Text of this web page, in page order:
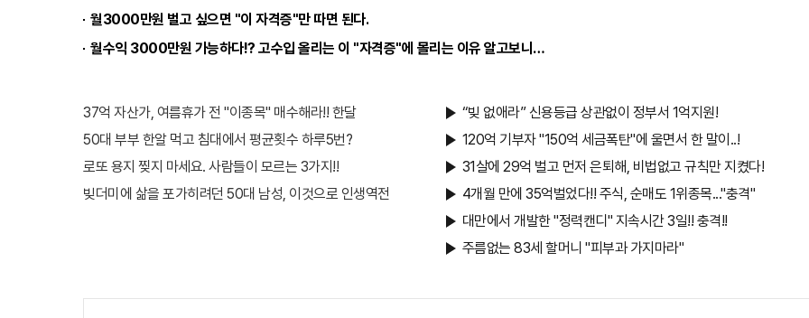
월3000만원 벌고 싶으면 "이 자격증"만 따면 된다.
월수익 3000만원 가능하다!? 고수입 올리는 이 "자격증"에 몰리는 이유 알고보니…
37억 자산가, 여름휴가 전 "이종목" 매수해라!! 한달
50대 부부 한알 먹고 침대에서 평균횟수 하루5번?
로또 용지 찢지 마세요. 사람들이 모르는 3가지!!
빚더미에 삶을 포가히려던 50대 남성, 이것으로 인생역전
“빚 없애라” 신용등급 상관없이 정부서 1억지원!
120억 기부자 "150억 세금폭탄"에 울면서 한 말이..!
31살에 29억 벌고 먼저 은퇴해, 비법없고 규칙만 지켰다!
4개월 만에 35억벌었다!! 주식, 순매도 1위종목..."충격"
대만에서 개발한 "정력캔디" 지속시간 3일!! 충격!!
주름없는 83세 할머니 "피부과 가지마라"